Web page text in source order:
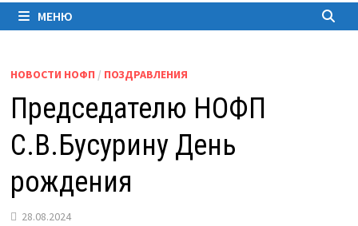
МЕНЮ
НОВОСТИ НОФП / ПОЗДРАВЛЕНИЯ
Председателю НОФП
С.В.Бусурину День
рождения
28.08.2024